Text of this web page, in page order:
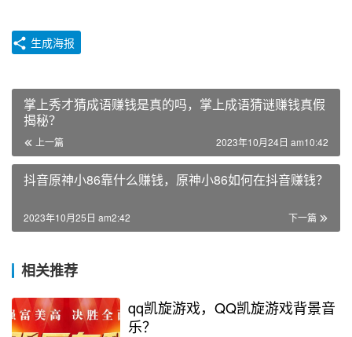
生成海报
掌上秀才猜成语赚钱是真的吗，掌上成语猜谜赚钱真假
揭秘？
上一篇 2023年10月24日 am10:42
抖音原神小86靠什么赚钱，原神小86如何在抖音赚钱？
下一篇
2023年10月25日 am2:42
相关推荐
qq凯旋游戏，QQ凯旋游戏背景音
乐？